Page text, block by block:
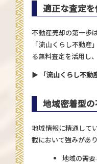
適正な査定
不動産売却の第一歩
「流山くらし不動
る無料査定を活用し
▶
「流山くらし不
地域密着型
地域情報に精通して
載において強みがあり
地域の需